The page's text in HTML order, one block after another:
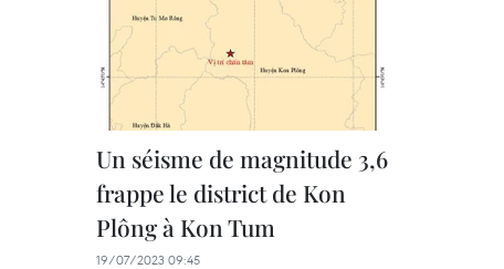
Un séisme de magnitude 3,6
frappe le district de Kon
Plông à Kon Tum
19/07/2023 09:45